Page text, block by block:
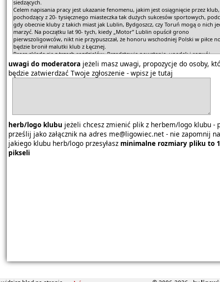
uwagi do moderatora jeżeli masz uwagi, propozycje do osoby,
będzie zatwierdzać Twoje zgłoszenie - wpisz je tutaj
herb/logo klubu jeżeli chcesz zmienić plik z herbem/logo klubu -
prześlij jako załącznik na adres me@ligowiec.net - nie zapomnij
jakiego klubu herb/logo przesyłasz minimalne rozmiary pliku to
pikseli